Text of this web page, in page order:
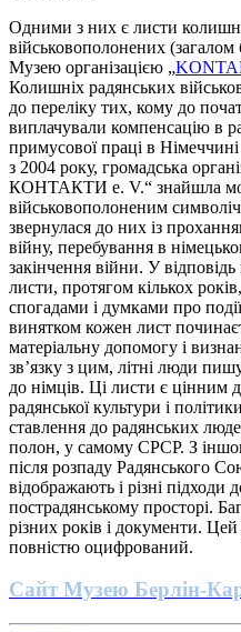
Одними з них є листи
військовополонених (загалом
Музею організацією „
Колишніх радянських
до переліку тих, кому до
виплачували компенсацію в
примусової праці в
з 2004 року, громадська
КОНТАКТИ e. V.“ знайшла
військовополоненим
звернулася до них із
війну, перебування в
закінчення війни. У
листи, протягом кількох
спогадами і думками про
винятком кожен лист
матеріальну допомогу і
зв’язку з цим, літні люди
до німців. Ці листи є цінним
радянської культури і
ставлення до радянських
полон, у самому СРСР. З
після розпаду Радянського
відображають і різні підходи
пострадянському просторі.
різних років і документи.
повністю оцифрований.
Сайт Музею Берлін-